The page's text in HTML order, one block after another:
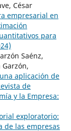
César
empresarial en
para
Saénz,
Garzón,
aplicación de
de
y la Empresa:
exploratorio:
de las empresas